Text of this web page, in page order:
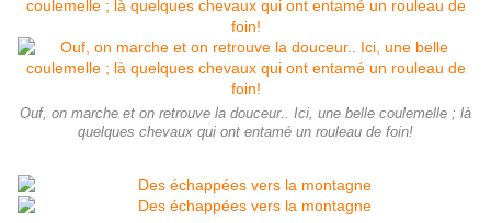
Ouf, on marche et on retrouve la douceur.. Ici, une belle coulemelle ; là
quelques chevaux qui ont entamé un rouleau de foin!